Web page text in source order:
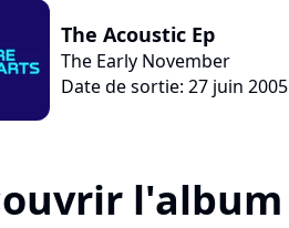
The Acoustic Ep
The Early November
Date de sortie: 27 juin 2005
l'album